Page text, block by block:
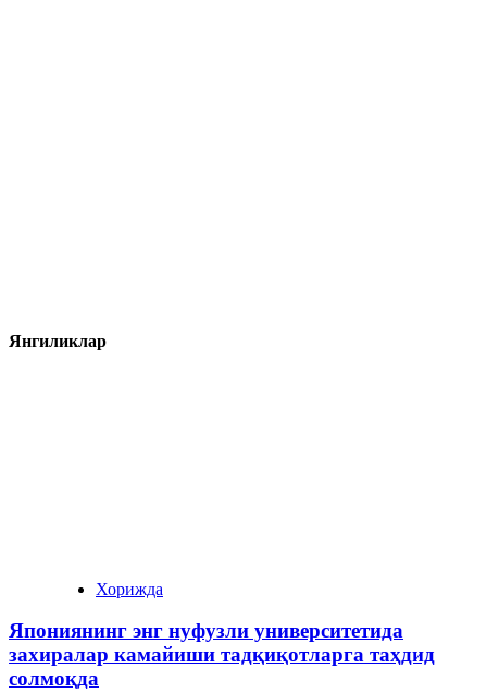
Янгиликлар
Хорижда
Япониянинг энг нуфузли университетида
захиралар камайиши тадқиқотларга таҳдид
солмоқда